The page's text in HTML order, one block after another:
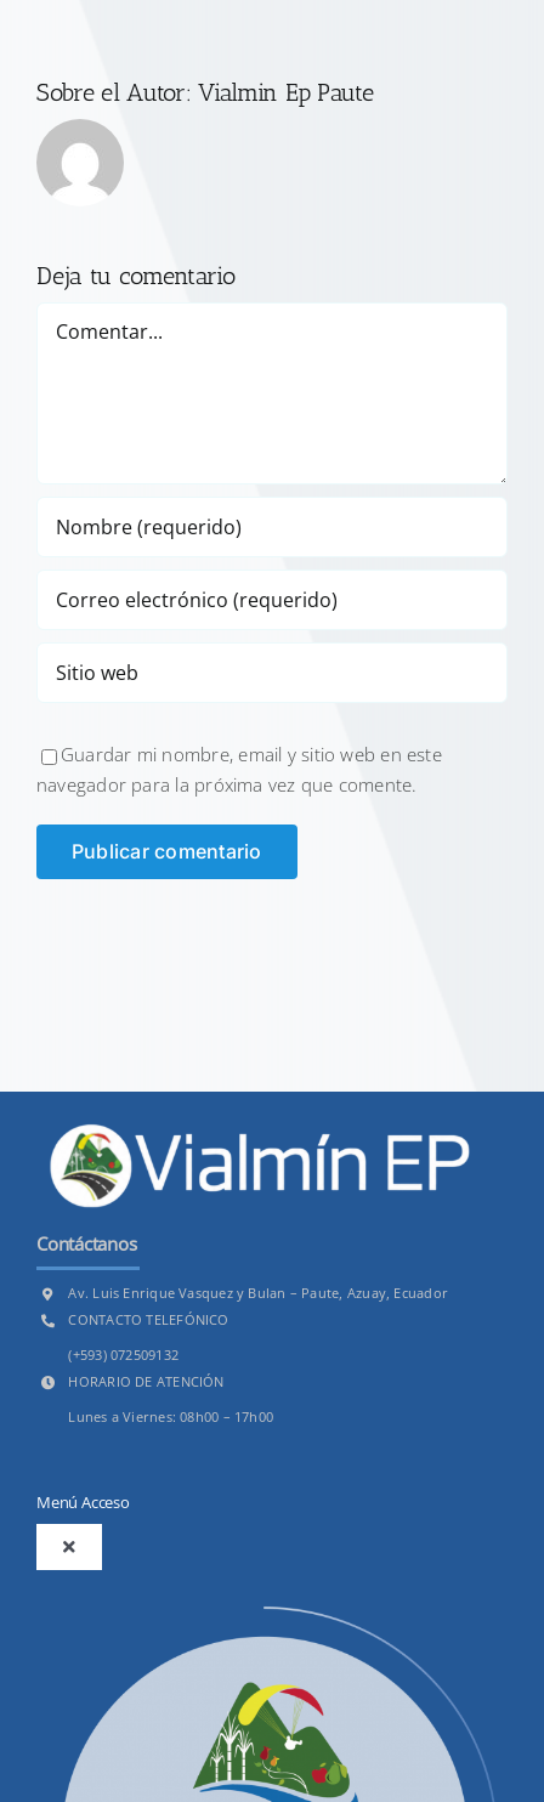
Sobre el Autor:Vialmin Ep Paute
Deja tu comentario
Guardar mi nombre, email y sitio web en este
navegador para la próxima vez que comente.
Contáctanos
Av. Luis Enrique Vasquez y Bulan – Paute, Azuay, Ecuador
CONTACTO TELEFÓNICO
(+593) 072509132
HORARIO DE ATENCIÓN
Lunes a Viernes: 08h00 – 17h00
Menú Acceso
Toggle
Productos y Servicios
Convocatorias Precalificación